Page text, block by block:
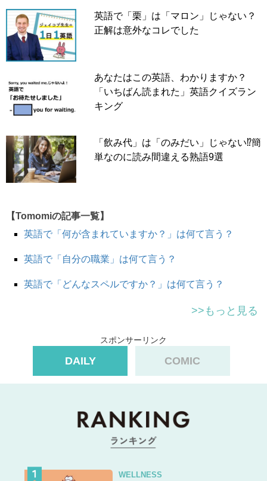
飛行機に乗るとき、通路側にするか、窓側にするかで悩む
た、スーパーマーケットなどでも役立ちますよ。
早速例文を見ていきましょう。
▶航空会社のチケットカウンターにて
Would you like a window or aisle seat?
Please give me an aisle seat.
▶スーパーマーケットにて
Where can I find the milk?
In the dairy section next to aisle 4.
英語で「栗」は「マロン」じゃない？
正解は意外なコレでした
あなたはこの英語、わかりますか？
「いちばん読まれた」英語クイズラン
キング
「飲み代」は「のみだい」じゃない⁉簡
単なのに読み間違える熟語9選
【Tomomiの記事一覧】
英語で「何が含まれていますか？」は何て言う？
英語で「自分の職業」は何て言う？
英語で「どんなスペルですか？」は何て言う？
>>もっと見る
スポンサーリンク
DAILY COMIC
WELLNESS